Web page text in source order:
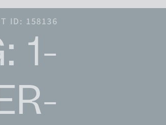
ID: 158136
1-